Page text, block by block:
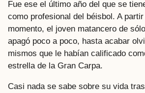
Fue ese el último año del que se
como profesional del béisbol. A partir
momento, el joven matancero de
apagó poco a poco, hasta acabar
mismos que le habían calificado
estrella de la Gran Carpa.
Casi nada se sabe sobre su vida